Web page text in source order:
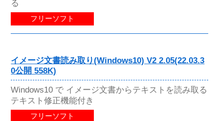
る
フリーソフト
イメージ文書読み取り(Windows10) V2 2.05(22.03.3
0公開 558K)
Windows10 で イメージ文書からテキストを読み取る
テキスト修正機能付き
フリーソフト